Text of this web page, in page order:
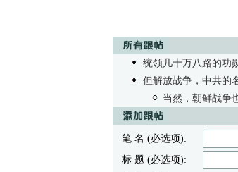
统领几十万八路的功
但解放战争，中共的
当然，朝鲜战争
笔 名 (必选项):
标 题 (必选项):